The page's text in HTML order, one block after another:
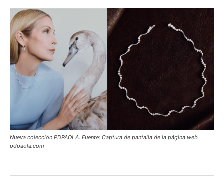
Nueva colección PDPAOLA. Fuente: Captura de pantalla de la página web
pdpaola.com